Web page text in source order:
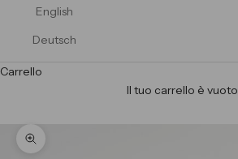
English
Deutsch
Carrello
Il tuo carrello è vuoto
Ingrandisci immagine